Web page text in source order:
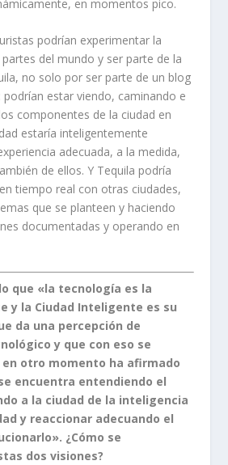
en momentos pico.
podrían experimentar la
del mundo y ser parte de la
no solo por ser parte de un blog
estar viendo, caminando e
componentes de la ciudad en
estaría inteligentemente
adecuada, a la medida,
de ellos. Y Tequila podría
tiempo real con otras ciudades,
que se planteen y haciendo
documentadas y operando en
que «la tecnología es la
y la Ciudad Inteligente es su
da una percepción de
y que con eso se
otro momento ha afirmado
encuentra entendiendo el
a la ciudad de la inteligencia
y reaccionar adecuando el
¿Cómo se
dos visiones?